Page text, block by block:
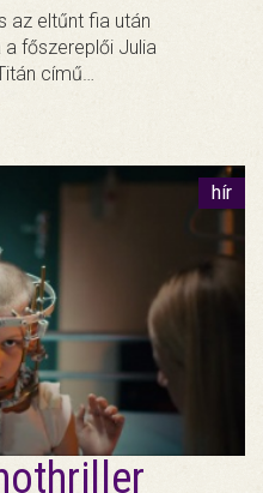
az eltűnt fia után
főszereplői Julia
című…
hír